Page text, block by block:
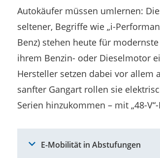
Autokäufer müssen umlernen:
seltener, Begriffe wie „i-
Benz) stehen heute für
ihrem Benzin- oder Dieselmotor
Hersteller setzen dabei vor allem
sanfter Gangart rollen sie
Serien hinzukommen – mit „48-
E-Mobilität in Abstufungen